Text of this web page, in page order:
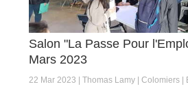
Salon "La Passe Pour
Mars 2023
22 Mar 2023 Thomas Lamy Colomiers